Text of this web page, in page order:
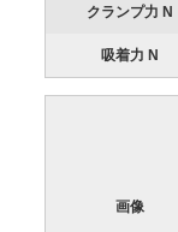
クランプ力 N
吸着力 N
画像